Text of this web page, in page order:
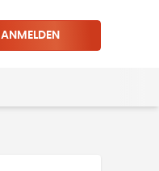
ANMELDEN